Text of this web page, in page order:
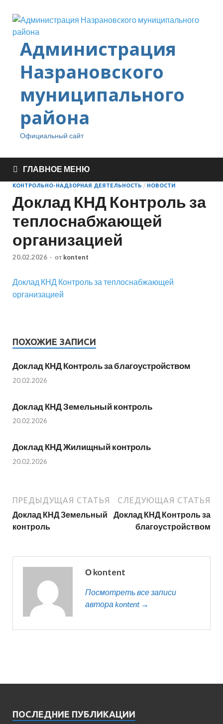
Администрация
Назрановского
муниципального
района
Официальный сайт
ГЛАВНОЕ МЕНЮ
КОНТРОЛЬНО-НАДЗОРНАЯ ДЕЯТЕЛЬНОСТЬ / НОВОСТИ
Доклад КНД Контроль за
теплоснабжающей
организацией
20.02.2026 - от kontent
Доклад КНД Контроль за теплоснабжающей
организацией
ПОХОЖИЕ ЗАПИСИ
Доклад КНД Контроль за благоустройством
20.02.2026
Доклад КНД Земельный контроль
20.02.2026
Доклад КНД Жилищный контроль
20.02.2026
ПРЕДЫДУЩАЯ СТАТЬЯ
Доклад КНД Земельный
контроль
СЛЕДУЮЩАЯ СТАТЬЯ
Доклад КНД Контроль за
благоустройством
О kontent
Посмотреть все записи
автора kontent →
ПОСЛЕДНИЕ ПУБЛИКАЦИИ